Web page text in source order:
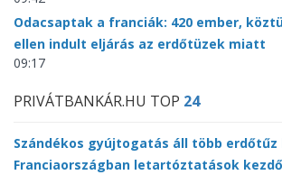
Odacsaptak a franciák: 420 ember,
ellen indult eljárás az erdőtüzek miatt
09:17
PRIVÁTBANKÁR.HU TOP 24
Szándékos gyújtogatás áll több erdőtűz
Franciaországban letartóztatások